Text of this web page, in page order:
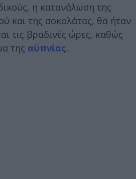
η κατανάλωση της
και της σοκολάτας, θα ήταν
τις βραδινές ώρες, καθώς
της αϋπνίας.